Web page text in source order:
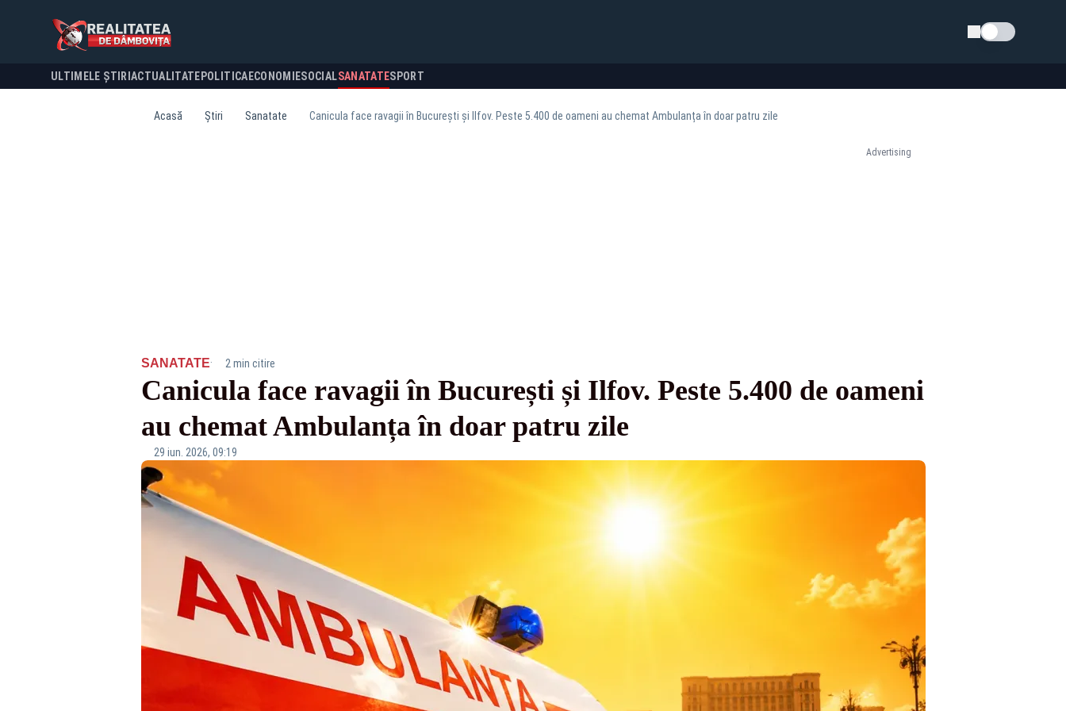
Schimba tema
ULTIMELE ȘTIRI ACTUALITATE POLITICA ECONOMIESOCIALSANATATESPORT
Acasă Știri Sanatate Canicula face ravagii în București și Ilfov. Peste 5.400 de oameni au chemat Ambulanța în doar patru zile
Advertising
SANATATE· 2 min citire
Canicula face ravagii în București și Ilfov. Peste 5.400 de oameni
au chemat Ambulanța în doar patru zile
29 iun. 2026, 09:19